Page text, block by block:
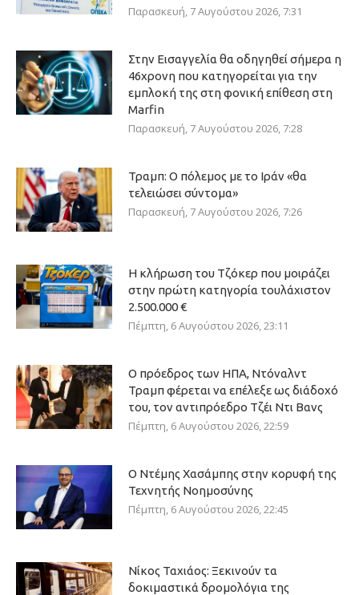
Παρασκευή, 7 Αυγούστου 2026, 7:31
Στην Εισαγγελία θα οδηγηθεί σήμερα η
46χρονη που κατηγορείται για την
εμπλοκή της στη φονική επίθεση στη
Marfin
Παρασκευή, 7 Αυγούστου 2026, 7:28
Τραμπ: Ο πόλεμος με το Ιράν «θα
τελειώσει σύντομα»
Παρασκευή, 7 Αυγούστου 2026, 7:26
Η κλήρωση του Τζόκερ που μοιράζει
στην πρώτη κατηγορία τουλάχιστον
2.500.000 €
Πέμπτη, 6 Αυγούστου 2026, 23:11
Ο πρόεδρος των ΗΠΑ, Ντόναλντ
Τραμπ φέρεται να επέλεξε ως διάδοχό
του, τον αντιπρόεδρο Τζέι Ντι Βανς
Πέμπτη, 6 Αυγούστου 2026, 22:59
Ο Ντέμης Χασάμπης στην κορυφή της
Τεχνητής Νοημοσύνης
Πέμπτη, 6 Αυγούστου 2026, 22:45
Νίκος Ταχιάος: Ξεκινούν τα
δοκιμαστικά δρομολόγια της